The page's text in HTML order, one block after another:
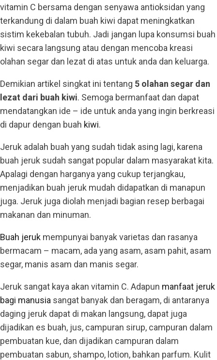
vitamin C bersama dengan senyawa antioksidan yang
terkandung di dalam buah kiwi dapat meningkatkan
sistim kekebalan tubuh. Jadi jangan lupa konsumsi buah
kiwi secara langsung atau dengan mencoba kreasi
olahan segar dan lezat di atas untuk anda dan keluarga.
Demikian artikel singkat ini tentang 5 olahan segar dan
lezat dari buah kiwi. Semoga bermanfaat dan dapat
mendatangkan ide – ide untuk anda yang ingin berkreasi
di dapur dengan buah kiwi.
Jeruk adalah buah yang sudah tidak asing lagi, karena
buah jeruk sudah sangat popular dalam masyarakat kita.
Apalagi dengan harganya yang cukup terjangkau,
menjadikan buah jeruk mudah didapatkan di manapun
juga. Jeruk juga diolah menjadi bagian resep berbagai
makanan dan minuman.
Buah jeruk mempunyai banyak varietas dan rasanya
bermacam – macam, ada yang asam, asam pahit, asam
segar, manis asam dan manis segar.
Jeruk sangat kaya akan vitamin C. Adapun manfaat jeruk
bagi manusia sangat banyak dan beragam, di antaranya
daging jeruk dapat di makan langsung, dapat juga
dijadikan es buah, jus, campuran sirup, campuran dalam
pembuatan kue, dan dijadikan campuran dalam
pembuatan sabun, shampo, lotion, bahkan parfum. Kulit